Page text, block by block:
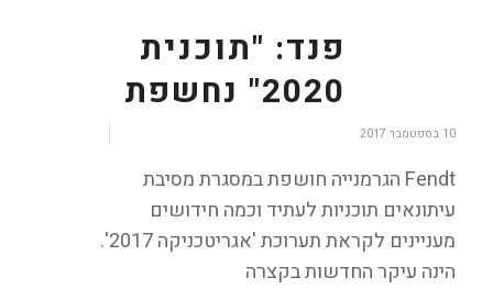
פנד: "תוכנית
2020" נחשפת
10 בספטמבר 2017
Fendt הגרמנייה חושפת במסגרת מסיבת
עיתונאים תוכניות לעתיד וכמה חידושים
מעניינים לקראת תערוכת 'אגריטכניקה 2017'.
הינה עיקר החדשות בקצרה